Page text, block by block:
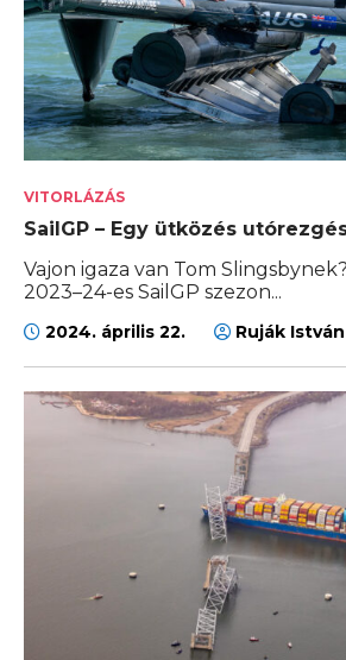
VITORLÁZÁS
SailGP – Egy ütközés
Vajon igaza van Tom
2023–24-es SailGP szezon...
2024. április 22. Ruják István